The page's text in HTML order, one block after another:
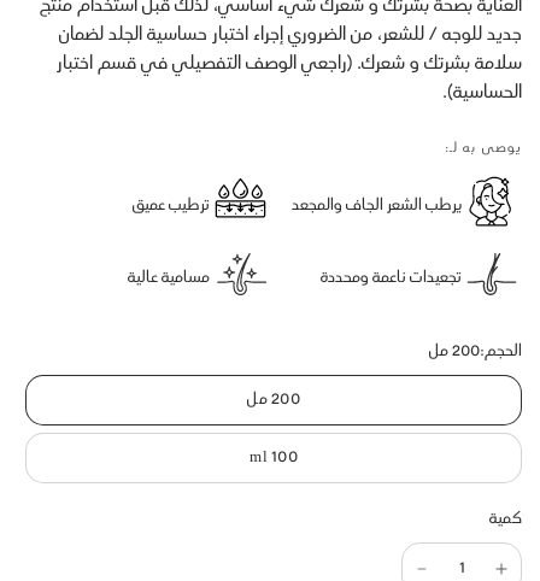
العناية بصحة بشرتك و شعرك شيء أساسي، لذلك قبل استخدام منتج
جديد للوجه / للشعر، من الضروري إجراء اختبار حساسية الجلد لضمان
سلامة بشرتك و شعرك. (راجعي الوصف التفصيلي في قسم اختبار
الحساسية).
يوصى به لـ:
يرطب الشعر الجاف والمجعد ترطيب عميق
تجعيدات ناعمة ومحددة مسامية عالية
الحجم:200 مل
200 مل
100 ml
كمية